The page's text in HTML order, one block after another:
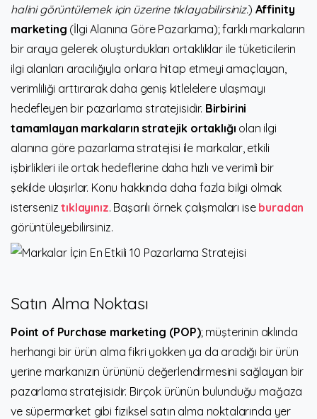
halini görüntülemek için üzerine tıklayabilirsiniz.) Affinity
marketing (İlgi Alanına Göre Pazarlama); farklı markaların
bir araya gelerek oluşturdukları ortaklıklar ile tüketicilerin
ilgi alanları aracılığıyla onlara hitap etmeyi amaçlayan,
verimliliği arttırarak daha geniş kitlelelere ulaşmayı
hedefleyen bir pazarlama stratejisidir. Birbirini
tamamlayan markaların stratejik ortaklığı olan ilgi
alanına göre pazarlama stratejisi ile markalar, etkili
işbirlikleri ile ortak hedeflerine daha hızlı ve verimli bir
şekilde ulaşırlar. Konu hakkında daha fazla bilgi olmak
isterseniztıklayınız. Başarılı örnek çalışmaları ise buradan
görüntüleyebilirsiniz.
Satın Alma Noktası
Point of Purchase marketing (POP); müşterinin aklında
herhangi bir ürün alma fikri yokken ya da aradığı bir ürün
yerine markanızın ürününü değerlendirmesini sağlayan bir
pazarlama stratejisidir. Birçok ürünün bulunduğu mağaza
ve süpermarket gibi fiziksel satın alma noktalarında yer